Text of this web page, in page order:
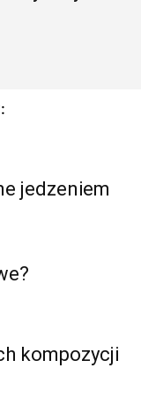
jedzeniem
kompozycji